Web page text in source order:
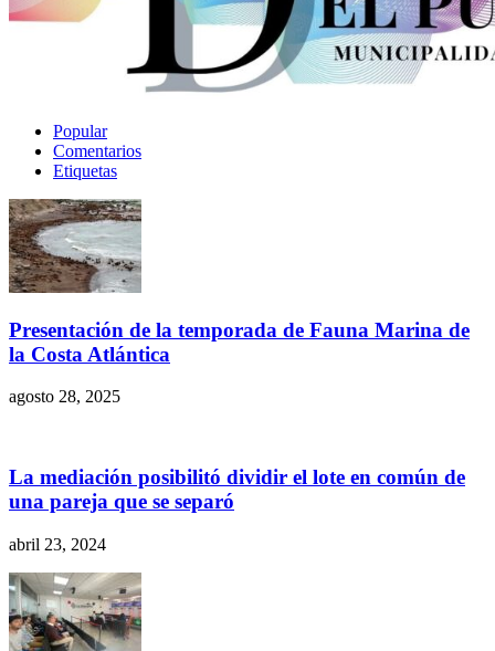
Popular
Comentarios
Etiquetas
Presentación de la temporada de Fauna Marina de
la Costa Atlántica
agosto 28, 2025
La mediación posibilitó dividir el lote en común de
una pareja que se separó
abril 23, 2024